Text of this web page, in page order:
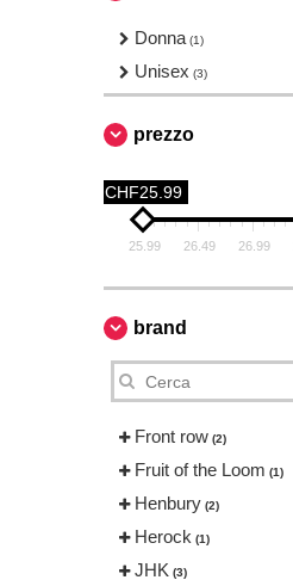
Donna (1)
Unisex (3)
prezzo
CHF25.99
25.99 26.49 26.99
brand
Front row (2)
Fruit of the Loom (1)
Henbury (2)
Herock (1)
JHK (3)